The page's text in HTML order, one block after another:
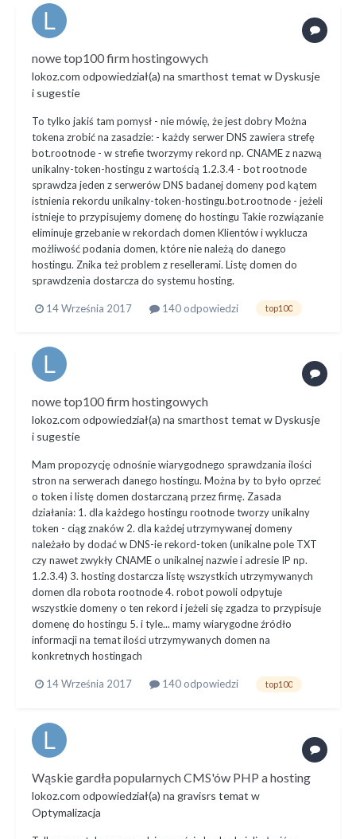
nowe top100 firm hostingowych
lokoz.com odpowiedział(a) na smarthost temat wDyskusje
i sugestie
To tylko jakiś tam pomysł - nie mówię, że jest dobry Można
tokena zrobić na zasadzie: - każdy serwer DNS zawiera strefę
bot.rootnode - w strefie tworzymy rekord np. CNAME z nazwą
unikalny-token-hostingu z wartością 1.2.3.4 - bot rootnode
sprawdza jeden z serwerów DNS badanej domeny pod kątem
istnienia rekordu unikalny-token-hostingu.bot.rootnode - jeżeli
istnieje to przypisujemy domenę do hostingu Takie rozwiązanie
eliminuje grzebanie w rekordach domen Klientów i wyklucza
możliwość podania domen, które nie należą do danego
hostingu. Znika też problem z resellerami. Listę domen do
sprawdzenia dostarcza do systemu hosting.
14 Września 2017 140 odpowiedzi top100
nowe top100 firm hostingowych
lokoz.com odpowiedział(a) na smarthost temat wDyskusje
i sugestie
Mam propozycję odnośnie wiarygodnego sprawdzania ilości
stron na serwerach danego hostingu. Można by to było oprzeć
o token i listę domen dostarczaną przez firmę. Zasada
działania: 1. dla każdego hostingu rootnode tworzy unikalny
token - ciąg znaków 2. dla każdej utrzymywanej domeny
należało by dodać w DNS-ie rekord-token (unikalne pole TXT
czy nawet zwykły CNAME o unikalnej nazwie i adresie IP np.
1.2.3.4) 3. hosting dostarcza listę wszystkich utrzymywanych
domen dla robota rootnode 4. robot powoli odpytuje
wszystkie domeny o ten rekord i jeżeli się zgadza to przypisuje
domenę do hostingu 5. i tyle... mamy wiarygodne źródło
informacji na temat ilości utrzymywanych domen na
konkretnych hostingach
14 Września 2017 140 odpowiedzi top100
Wąskie gardła popularnych CMS'ów PHP a hosting
lokoz.com odpowiedział(a) na gravisrs temat w
Optymalizacja